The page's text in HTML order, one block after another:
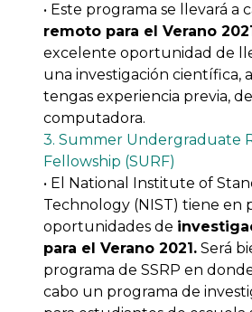
• Este programa se llevará a
remoto para el Verano
excelente oportunidad de
una investigación científica,
tengas experiencia previa,
computadora.
3. Summer Undergraduate
Fellowship (SURF)
• El National Institute of
Technology (NIST) tiene en
oportunidades de
para el Verano 2021. Será
programa de SSRP en
cabo un programa de